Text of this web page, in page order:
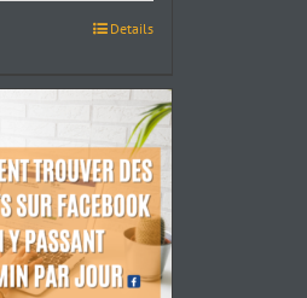
Details